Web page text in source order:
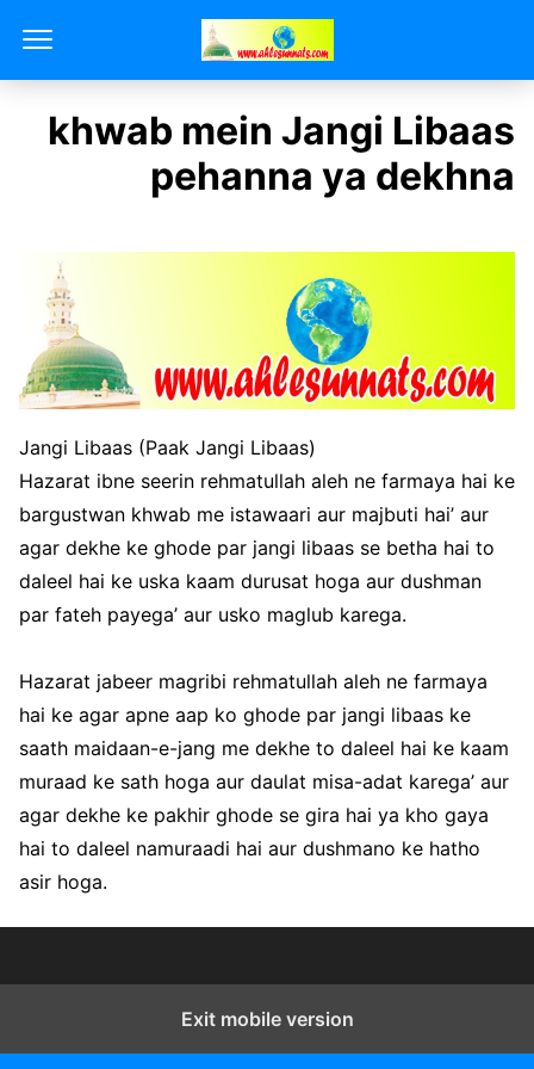
khwab mein Jangi Libaas
pehanna ya dekhna
Jangi Libaas (Paak Jangi Libaas)
Hazarat ibne seerin rehmatullah aleh ne farmaya hai ke
bargustwan khwab me istawaari aur majbuti hai’ aur
agar dekhe ke ghode par jangi libaas se betha hai to
daleel hai ke uska kaam durusat hoga aur dushman
par fateh payega’ aur usko maglub karega.
Hazarat jabeer magribi rehmatullah aleh ne farmaya
hai ke agar apne aap ko ghode par jangi libaas ke
saath maidaan-e-jang me dekhe to daleel hai ke kaam
muraad ke sath hoga aur daulat misa-adat karega’ aur
agar dekhe ke pakhir ghode se gira hai ya kho gaya
hai to daleel namuraadi hai aur dushmano ke hatho
asir hoga.
Exit mobile version